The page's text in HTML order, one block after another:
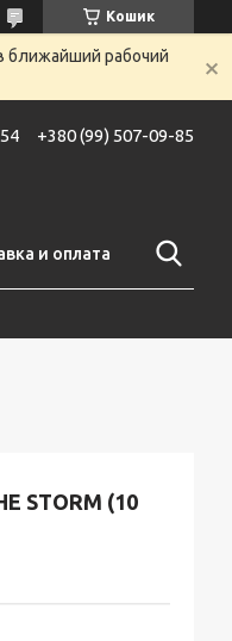
Кошик
ближайший рабочий
+380 (99) 507-09-85
и оплата
STORM (10